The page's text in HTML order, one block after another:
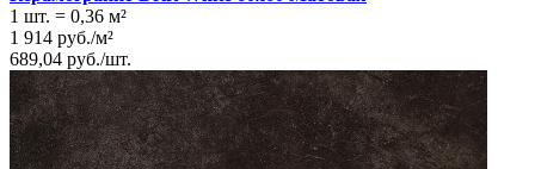
1 шт. = 0,36 м²
1 914 руб./м²
689,04 руб./шт.